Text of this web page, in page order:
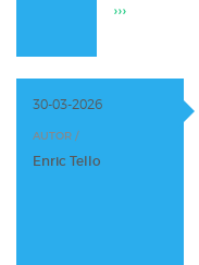
›››
30-03-2026
AUTOR /
Enric Tello